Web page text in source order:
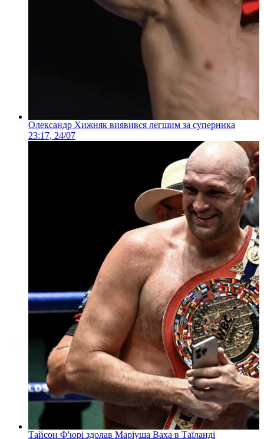
Олександр Хижняк виявився легшим за суперника
23:17, 24/07
Тайсон Ф'юрі здолав Маріуша Ваха в Таїланді